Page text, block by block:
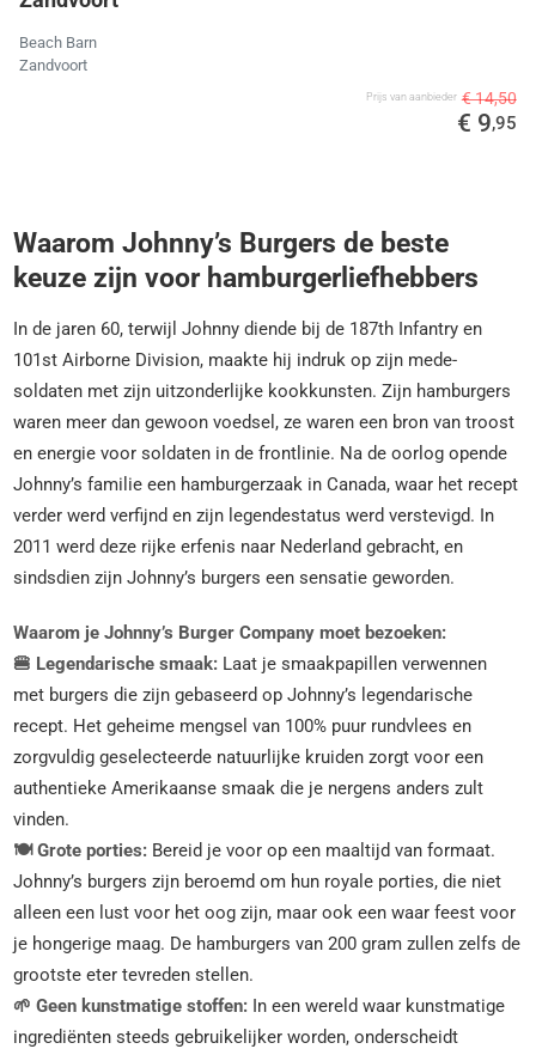
Beach Barn
Zandvoort
Prijs van aanbieder € 14,50
€ 9,95
Waarom Johnny’s Burgers de beste
keuze zijn voor hamburgerliefhebbers
In de jaren 60, terwijl Johnny diende bij de 187th Infantry en
101st Airborne Division, maakte hij indruk op zijn mede-
soldaten met zijn uitzonderlijke kookkunsten. Zijn hamburgers
waren meer dan gewoon voedsel, ze waren een bron van troost
en energie voor soldaten in de frontlinie. Na de oorlog opende
Johnny’s familie een hamburgerzaak in Canada, waar het recept
verder werd verfijnd en zijn legendestatus werd verstevigd. In
2011 werd deze rijke erfenis naar Nederland gebracht, en
sindsdien zijn Johnny’s burgers een sensatie geworden.
Waarom je Johnny’s Burger Company moet bezoeken:
🍔 Legendarische smaak: Laat je smaakpapillen verwennen
met burgers die zijn gebaseerd op Johnny’s legendarische
recept. Het geheime mengsel van 100% puur rundvlees en
zorgvuldig geselecteerde natuurlijke kruiden zorgt voor een
authentieke Amerikaanse smaak die je nergens anders zult
vinden.
🍽️ Grote porties: Bereid je voor op een maaltijd van formaat.
Johnny’s burgers zijn beroemd om hun royale porties, die niet
alleen een lust voor het oog zijn, maar ook een waar feest voor
je hongerige maag. De hamburgers van 200 gram zullen zelfs de
grootste eter tevreden stellen.
🌱 Geen kunstmatige stoffen: In een wereld waar kunstmatige
ingrediënten steeds gebruikelijker worden, onderscheidt